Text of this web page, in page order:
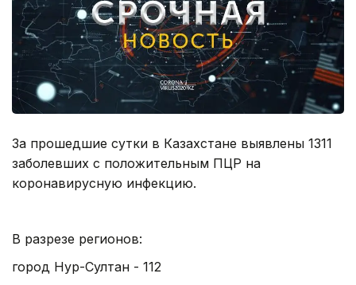
За прошедшие сутки в Казахстане выявлены 1311
заболевших с положительным ПЦР на
коронавирусную инфекцию.
В разрезе регионов:
город Нур-Султан - 112